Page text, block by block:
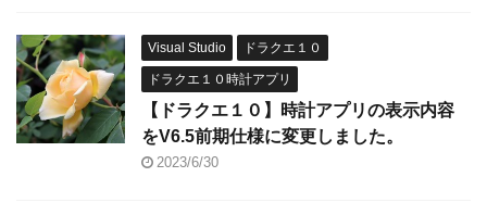
Visual Studio ドラクエ１０
ドラクエ１０時計アプリ
【ドラクエ１０】時計アプリの表示内容
をV6.5前期仕様に変更しました。
2023/6/30